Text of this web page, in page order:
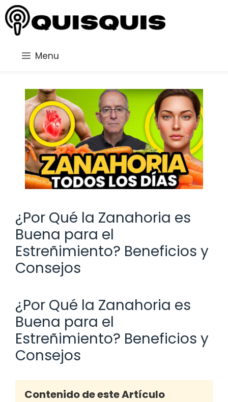
Saltar
al
contenido
Menu
¿Por Qué la Zanahoria es
Buena para el
Estreñimiento? Beneficios y
Consejos
¿Por Qué la Zanahoria es
Buena para el
Estreñimiento? Beneficios y
Consejos
Contenido de este Artículo